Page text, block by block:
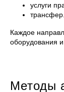
услуги
трансфер.
Каждое
оборудования и
Методы